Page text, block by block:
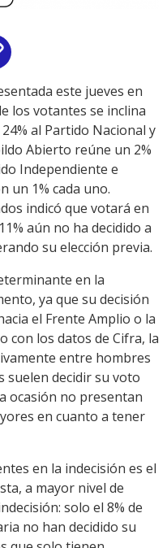
Link
este jueves en
los votantes se inclina
al Partido Nacional y
Abierto reúne un 2%
Independiente e
un 1% cada uno.
indicó que votará en
aún no ha decidido a
su elección previa.
en la
ya que su decisión
el Frente Amplio o la
con los datos de Cifra, la
entre hombres
suelen decidir su voto
ocasión no presentan
en cuanto a tener
en la indecisión es el
a mayor nivel de
solo el 8% de
no han decidido su